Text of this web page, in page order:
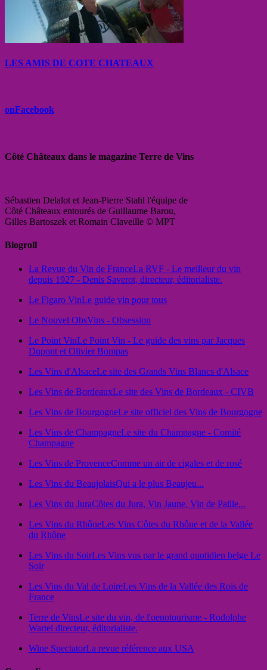
LES AMIS DE COTE CHATEAUX
onFacebook
Côté Châteaux dans le magazine Terre de Vins
Sébastien Delalot et Jean-Pierre Stahl l'équipe de
Côté Châteaux entourés de Guillaume Barou,
Gilles Bartoszek et Romain Claveille © MPT
Blogroll
La Revue du Vin de FranceLa RVF - Le meilleur du vin
depuis 1927 - Denis Saverot, directeur, éditorialiste.
Le Figaro VinLe guide vin pour tous
Le Nouvel ObsVins - Obsession
Le Point VinLe Point Vin - Le guide des vins par Jacques
Dupont et Olivier Bompas
Les Vins d'AlsaceLe site des Grands Vins Blancs d'Alsace
Les Vins de BordeauxLe site des Vins de Bordeaux - CIVB
Les Vins de BourgogneLe site officiel des Vins de Bourgogne
Les Vins de ChampagneLe site du Champagne - Comité
Champagne
Les Vins de ProvenceComme un air de cigales et de rosé
Les Vins du BeaujolaisQui a le plus Beaujeu...
Les Vins du JuraCôtes du Jura, Vin Jaune, Vin de Paille...
Les Vins du RhôneLes Vins Côtes du Rhône et de la Vallée
du Rhône
Les Vins du SoirLes Vins vus par le grand quotidien belge Le
Soir
Les Vins du Val de LoireLes Vins de la Vallée des Rois de
France
Terre de VinsLe site du vin, de l'oenotourisme - Rodolphe
Wartel directeur, éditorialiste.
Wine SpectatorLa revue référence aux USA